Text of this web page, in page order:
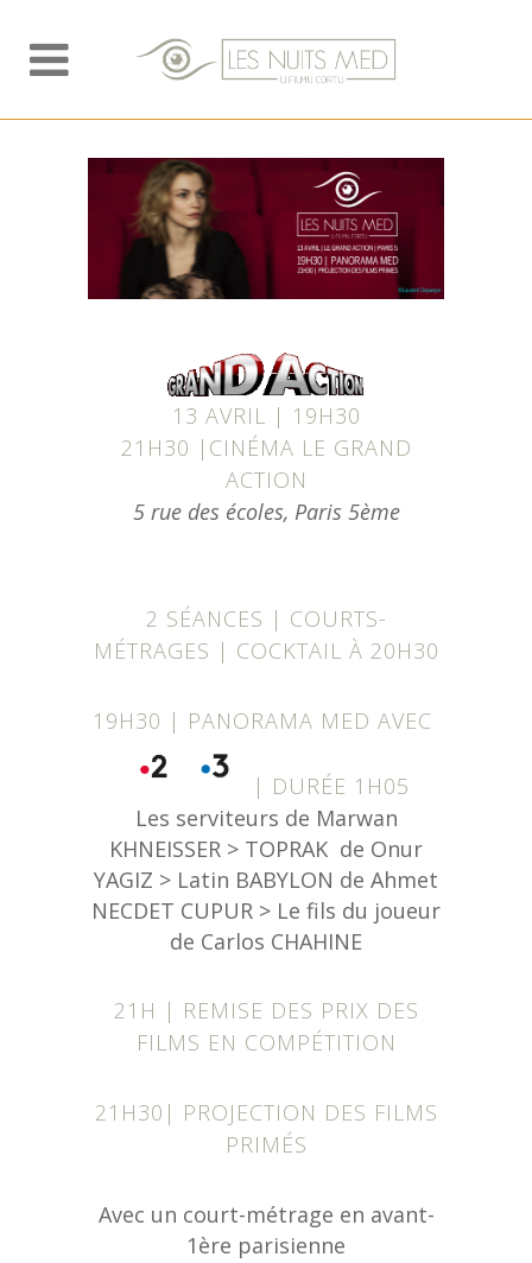
13 AVRIL | 19H30
21H30 |CINÉMA LE GRAND
ACTION
5 rue des écoles, Paris 5ème
2 SÉANCES | COURTS-
MÉTRAGES | COCKTAIL À 20H30
19H30 | PANORAMA MED AVEC
| DURÉE 1H05
Les serviteurs de Marwan
KHNEISSER > TOPRAK de Onur
YAGIZ > Latin BABYLON de Ahmet
NECDET CUPUR > Le fils du joueur
de Carlos CHAHINE
21H | REMISE DES PRIX DES
FILMS EN COMPÉTITION
21H30| PROJECTION DES FILMS
PRIMÉS
Avec un court-métrage en avant-
1ère parisienne